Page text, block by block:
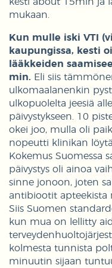
mukaan.
Kun mulle iski VTI
kaupungissa, kesti
lääkkeiden
min. Eli siis
ulkomaalanenkin
ulkopuolelta jeesiä
päivystykseen. 10
okei joo, mulla oli
nopeutti klinikan
Kokemus Suomessa
päivystys oli ainoa
sinne jonoon, joten
antibiootit apteekista
Siis Suomen
kun mua on lellitty
kolmesta tunnista
minuutin sijaan